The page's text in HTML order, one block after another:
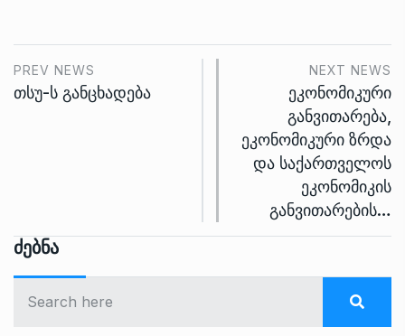
PREV NEWS
თსუ-ს განცხადება
NEXT NEWS
ეკონომიკური
განვითარება,
ეკონომიკური ზრდა
და საქართველოს
ეკონომიკის
განვითარების…
Ძებნა